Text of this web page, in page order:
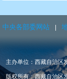
中央各部委网站
主办单位：西藏自治区
版权所有：西藏自治区